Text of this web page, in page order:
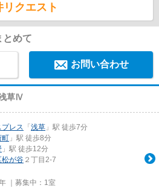
リクエスト
とめて
お問い合わせ
草Ⅳ
レス 「 浅草 」駅 徒歩7分
町 」駅 徒歩8分
」駅 徒歩12分
松が谷 ２丁目2-7
｜募集中： 1室